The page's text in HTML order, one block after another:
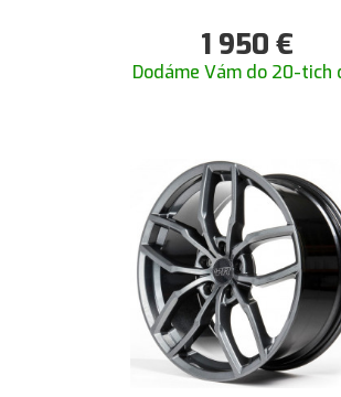
1 950 €
Dodáme Vám do 20-tich